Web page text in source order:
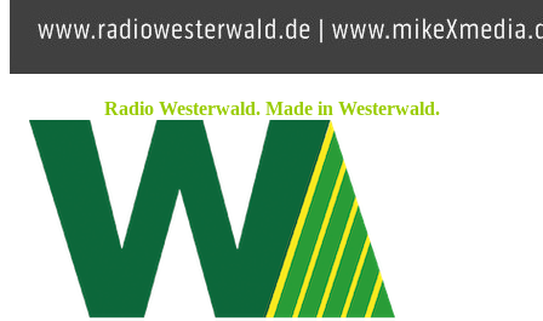
Radio Westerwald. Made in Westerwald.